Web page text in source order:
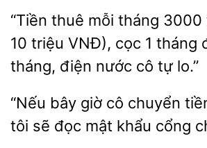
“Tiền thuê mỗi tháng
10 triệu VNĐ), cọc 1
tháng, điện nước cô tự
“Nếu bây giờ cô chuyển
tôi sẽ
mật khẩu cổng